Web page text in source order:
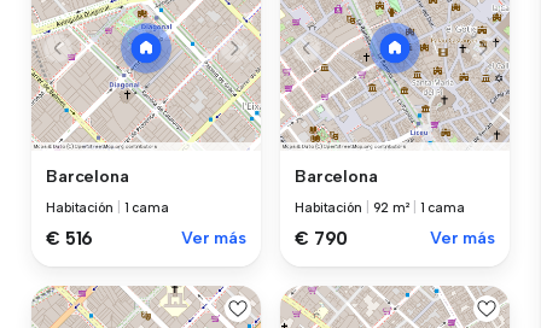
Barcelona
Habitación 1 cama
€ 516 Ver más
Barcelona
Habitación 92 m² 1 cama
€ 790 Ver más